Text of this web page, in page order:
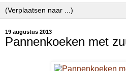
19 augustus 2013
Pannenkoeken met